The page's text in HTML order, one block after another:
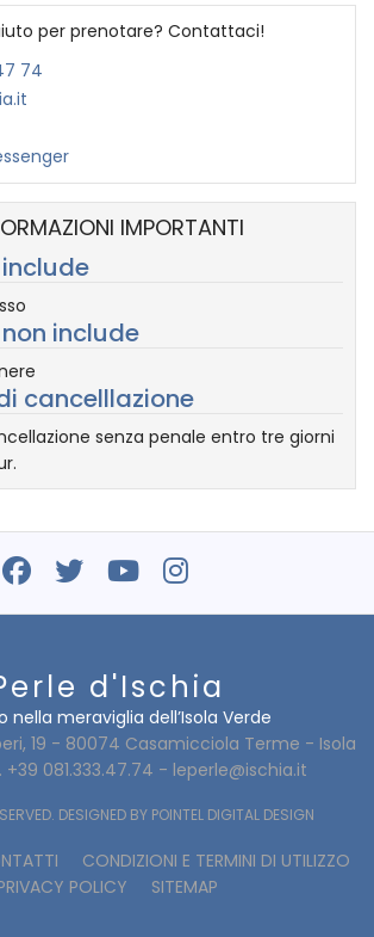
per prenotare? Contattaci!
74
IMPORTANTI
include
cancelllazione
senza penale entro tre giorni
d'Ischia
nella meraviglia dell’Isola Verde
19 - 80074 Casamicciola Terme - Isola
081.333.47.74 - leperle@ischia.it
DESIGNED BY POINTEL DIGITAL DESIGN
CONDIZIONI E TERMINI DI UTILIZZO
POLICY
SITEMAP